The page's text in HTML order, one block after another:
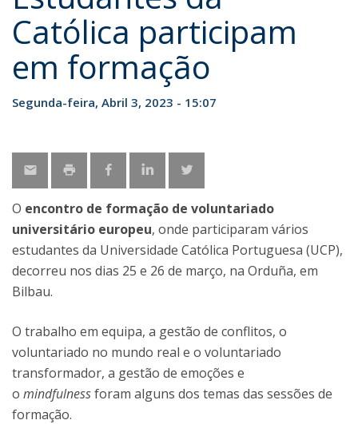
Católica participam
em formação
Segunda-feira, Abril 3, 2023 - 15:07
O encontro de formação de voluntariado
universitário europeu, onde participaram vários
estudantes da Universidade Católica Portuguesa (UCP),
decorreu nos dias 25 e 26 de março, na Orduña, em
Bilbau.
O trabalho em equipa, a gestão de conflitos, o
voluntariado no mundo real e o voluntariado
transformador, a gestão de emoções e
o mindfulnessforam alguns dos temas das sessões de
formação.